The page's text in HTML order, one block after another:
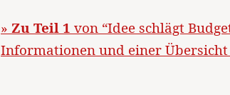
» Zu Teil 1 von “Idee schlägt
Informationen und einer Übersicht